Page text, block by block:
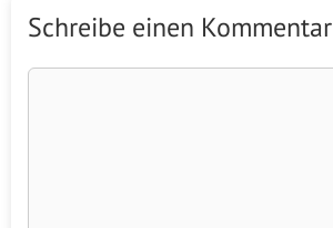
Schreibe einen Kommentar
Kommentar